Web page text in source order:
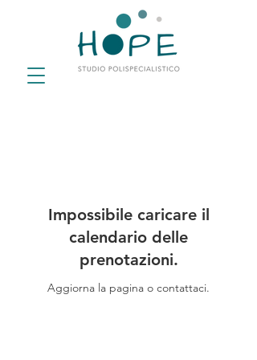
Impossibile caricare il
calendario delle
prenotazioni.
Aggiorna la pagina o contattaci.